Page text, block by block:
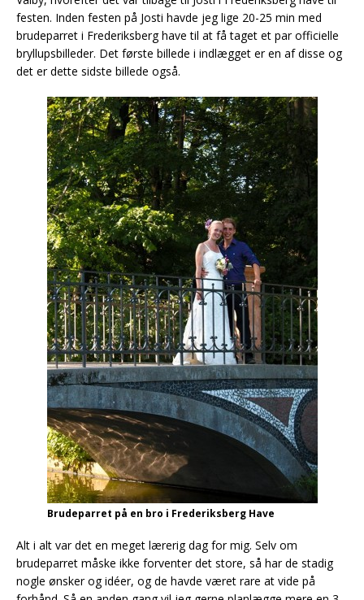
festen. Inden festen på Josti havde jeg lige 20-25 min med
brudeparret i Frederiksberg have til at få taget et par officielle
bryllupsbilleder. Det første billede i indlægget er en af disse og
det er dette sidste billede også.
Brudeparret på en bro i Frederiksberg Have
Alt i alt var det en meget lærerig dag for mig. Selv om
brudeparret måske ikke forventer det store, så har de stadig
nogle ønsker og idéer, og de havde været rare at vide på